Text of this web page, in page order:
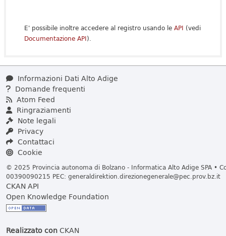
E' possibile inoltre accedere al registro usando le API (vedi
Documentazione API).
Informazioni Dati Alto Adige
Domande frequenti
Atom Feed
Ringraziamenti
Note legali
Privacy
Contattaci
Cookie
© 2025 Provincia autonoma di Bolzano - Informatica Alto Adige SPA •
00390090215 PEC: generaldirektion.direzionegenerale@pec.prov.bz.it
CKAN API
Open Knowledge Foundation
Realizzato conCKAN